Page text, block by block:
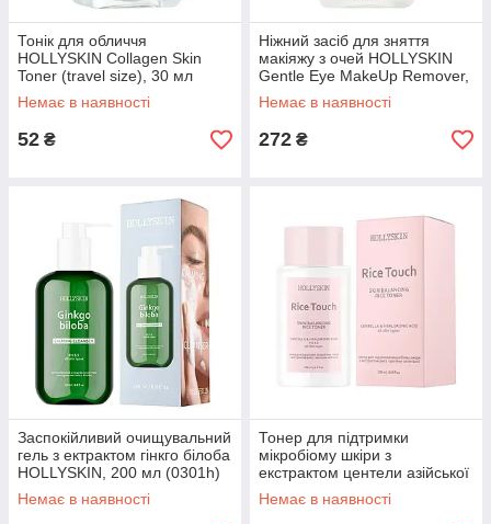
Тонік для обличчя
HOLLYSKIN Collagen Skin
Toner (travel size), 30 мл
(0075h)
Немає в наявності
52 ₴
Ніжний засіб для зняття
макіяжу з очей HOLLYSKIN
Gentle Eye MakeUp Remover,
30 мл (0077h)
Немає в наявності
272 ₴
Заспокійливий очищувальний
гель з ектрактом гінкго білоба
HOLLYSKIN, 200 мл (0301h)
Немає в наявності
Тонер для підтримки
мікробіому шкіри з
екстрактом центели азійської
і рисом HOLLYSKIN Rice
Touch, 200 мл (0299h)
Немає в наявності